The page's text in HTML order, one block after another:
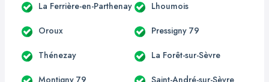
La Ferrière-en-Parthenay Lhoumois
Oroux Pressigny 79
Thénezay La Forêt-sur-Sèvre
Montigny 79 Saint-André-sur-Sèvre